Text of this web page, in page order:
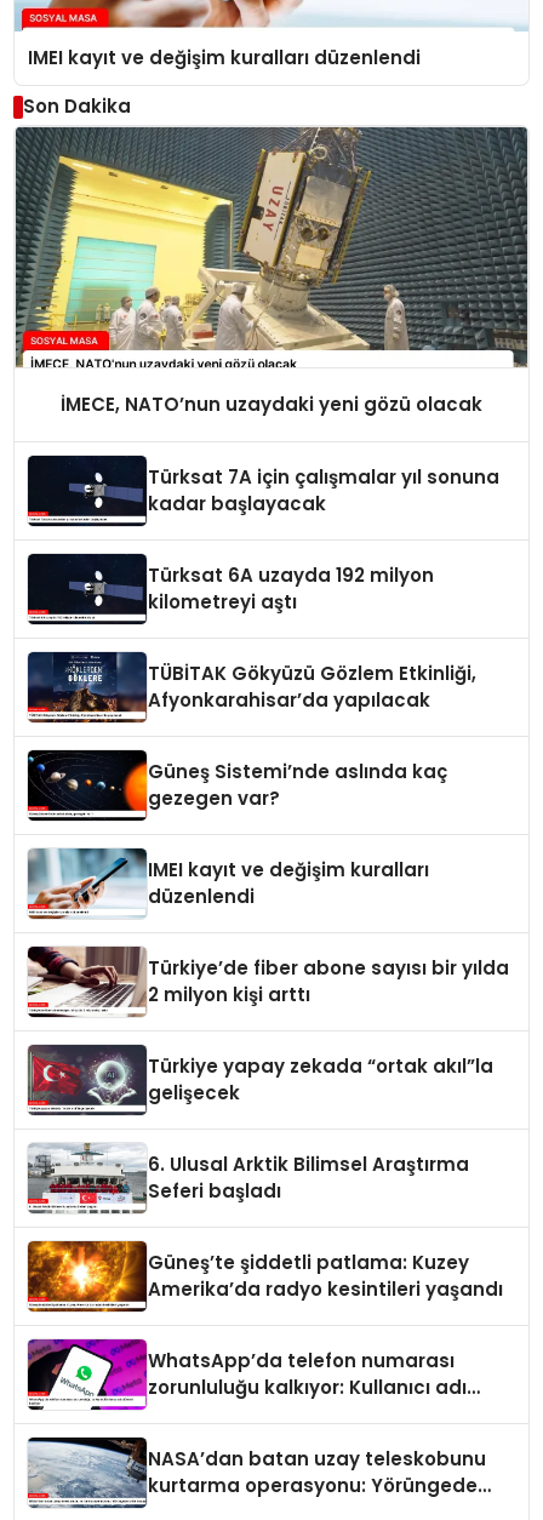
IMEI kayıt ve değişim kuralları düzenlendi
Son Dakika
İMECE, NATO’nun uzaydaki yeni gözü olacak
Türksat 7A için çalışmalar yıl sonuna
kadar başlayacak
Türksat 6A uzayda 192 milyon
kilometreyi aştı
TÜBİTAK Gökyüzü Gözlem Etkinliği,
Afyonkarahisar’da yapılacak
Güneş Sistemi’nde aslında kaç
gezegen var?
IMEI kayıt ve değişim kuralları
düzenlendi
Türkiye’de fiber abone sayısı bir yılda
2 milyon kişi arttı
Türkiye yapay zekada “ortak akıl”la
gelişecek
6. Ulusal Arktik Bilimsel Araştırma
Seferi başladı
Güneş’te şiddetli patlama: Kuzey
Amerika’da radyo kesintileri yaşandı
WhatsApp’da telefon numarası
zorunluluğu kalkıyor: Kullanıcı adı
NASA’dan batan uzay teleskobunu
kurtarma operasyonu: Yörüngede